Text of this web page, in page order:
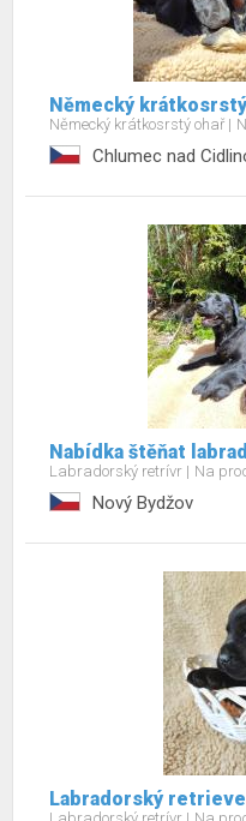
Německý
Německý krátkosrstý ohař
Chlumec nad
Nabídka štěňat
Labradorský retrívr Na
Nový Bydžov
Labradorský